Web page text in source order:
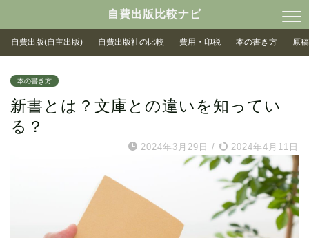
自費出版比較ナビ
自費出版(自主出版) 自費出版社の比較 費用・印税 本の書き方 原
本の書き方
新書とは？文庫との違いを知ってい
る？
2024年3月29日 / 2024年4月11日